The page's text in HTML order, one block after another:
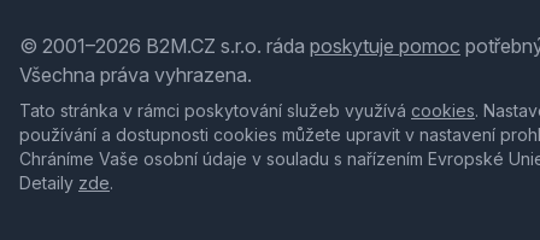
© 2001–2026 B2M.CZ s.r.o. ráda poskytuje pomoc
Všechna práva vyhrazena.
Tato stránka v rámci poskytování služeb využívá cookies.
používání a dostupnosti cookies můžete upravit v nastavení
Chráníme Vaše osobní údaje v souladu s nařízením Evropské
Detaily zde.